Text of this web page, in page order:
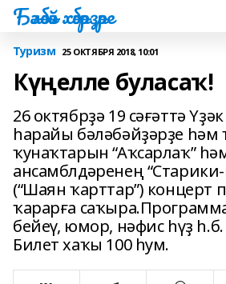
Бәләбәй хәбәрҙәре
Туризм 25 ОКТЯБРЯ 2018, 10:01
Күңелле буласаҡ!
26 октябрҙә 19 сәғәттә
һарайы бәләбәйҙәрҙе һәм
ҡунаҡтарын “Аҡсарлаҡ”
ансамблдәренең
(“Шаян ҡарттар”)
ҡарарға
бейеү, юмор, нәфис һүҙ
Билет хаҡы 100 һум.